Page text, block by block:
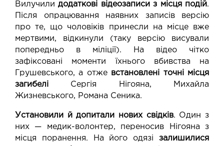
Вилучилидодаткові відеозаписи з місця подій.
Після опрацювання наявних записів версію
про те, що чоловіків принесли на місце вже
мертвими, відкинули (таку версію висували
попередньо в міліції). На відео чітко
зафіксовані моменти їхнього вбивства на
Грушевського, а отже встановлені точні місця
загибелі Сергія Нігояна, Михайла
Жизневського, Романа Сеника.
Установили й допитали нових свідків. Один з
них — медик-волонтер, переносив Нігояна з
місця поранення. На його одязі залишилися